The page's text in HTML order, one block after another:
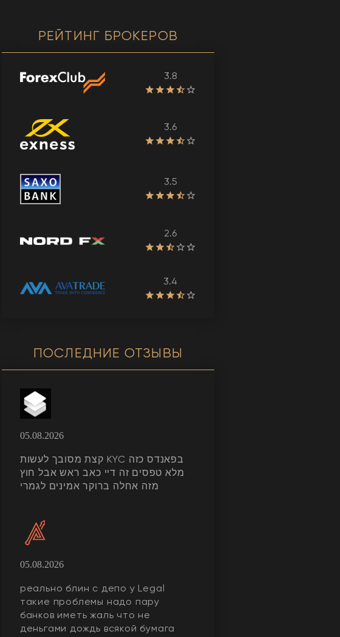
РЕЙТИНГ БРОКЕРОВ
3.8
3.6
3.5
2.6
3.4
ПОСЛЕДНИЕ ОТЗЫВЫ
05.08.2026
קצת מסובך לעשות KYC בפאנדס כזה
מלא טפסים זה דיי כאב ראש אבל חוץ
מזה אחלה ברוקר אמינים לגמרי
05.08.2026
реально блин с депо у Legal
такие проблемы надо пару
банков иметь жаль что не
деньгами дождь всякой бумага